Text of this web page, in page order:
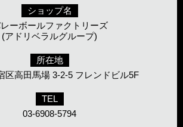
ショップ名
ーボールファクトリーズ
(アドリベラルグループ)
所在地
区高田馬場 3-2-5 フレンドビル5F
TEL
03-6908-5794